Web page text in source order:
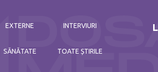
EXTERNE
SĂNĂTATE
INTERVIURI
TOATE ȘTIRILE